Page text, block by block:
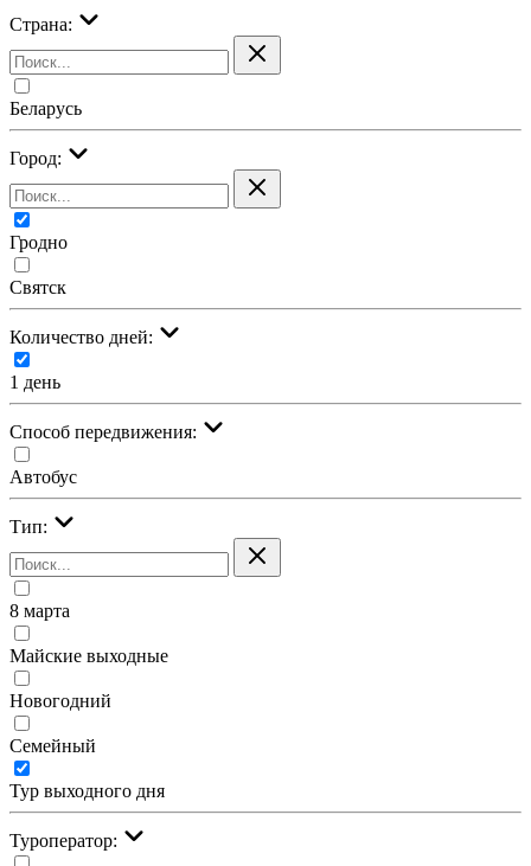
Страна:
Беларусь
Город:
Гродно
Святск
Количество дней:
1 день
Cпособ передвижения:
Автобус
Тип:
8 марта
Майские выходные
Новогодний
Семейный
Тур выходного дня
Туроператор: